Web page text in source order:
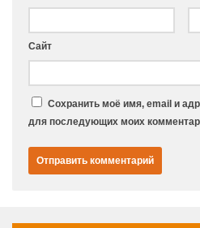
Сайт
Сохранить моё имя, email и
для последующих моих